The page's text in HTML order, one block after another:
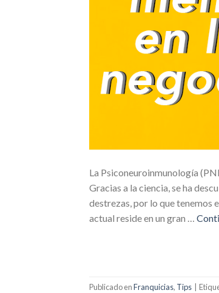
La Psiconeuroinmunología
Gracias a la ciencia, se ha
destrezas, por lo que tenemos
actual reside en un gran …
Publicado enFranquicias, Tips